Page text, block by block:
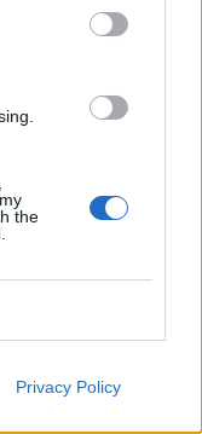
the
Privacy Policy